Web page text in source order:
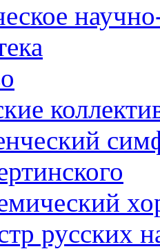
русских